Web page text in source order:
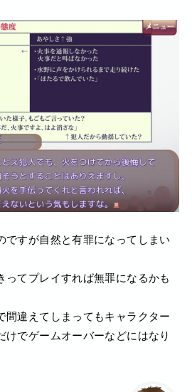
ですが自然と有罪になってしまい
ってプレイすれば無罪になるかも
間違えてしまってもキャラクター
けでゲームオーバーなどにはなり